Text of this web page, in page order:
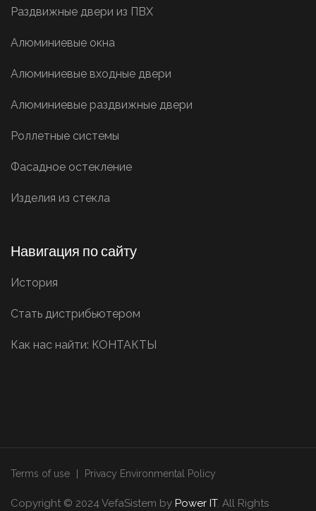
Раздвижные двери из ПВХ
Алюминиевые окна
Алюминиевые входные двери
Алюминиевые раздвижные двери
Роллетные системы
Фасадное остекление
Изделия из стекла
Навигация по сайту
История
Стать дистрибьютером
Как нас найти: КОНТАКТЫ
Copyright © 2024 VefaSistem by Power IT. All Rights
Terms of use Privacy Environmental Policy